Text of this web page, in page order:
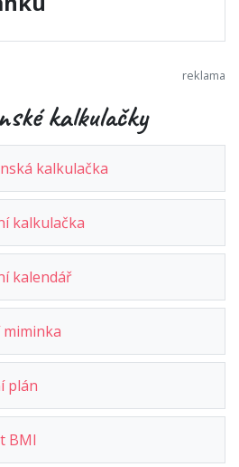
kalkulačky
kalkulačka
kalkulačka
kalendář
miminka
plán
BMI